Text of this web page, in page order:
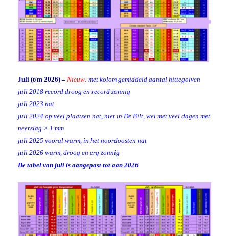
Juli (t/m 2026) – Nieuw: met kolom gemiddeld aantal hittegolven
juli 2018 record droog en record zonnig
juli 2023 nat
juli 2024 op veel plaatsen nat, niet in De Bilt, wel met veel dagen met
neerslag > 1 mm
juli 2025 vooral warm, in het noordoosten nat
juli 2026 warm, droog en erg zonnig
De tabel van juli is aangepast tot aan 2026